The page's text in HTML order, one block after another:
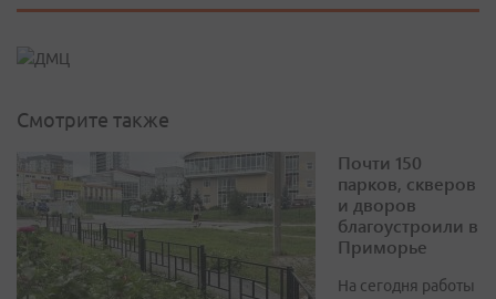
Смотрите также
Почти 150
парков, скверов
и дворов
благоустроили в
Приморье
На сегодня работы